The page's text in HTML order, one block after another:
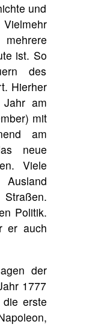
und
ist. So
des
Hierher
am
mit
am
neue
Viele
Politik.
er auch
der
1777
erste